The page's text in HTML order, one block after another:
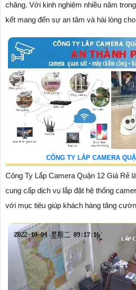
chăng. Với kinh nghiệm nhiều năm
kết mang đến sự an tâm và hài lòng
CÔNG TY LẮP CAMERA
Công Ty Lắp Camera Quận 12 Giá Rẻ
cung cấp dịch vụ lắp đặt hệ thống
với mục tiêu giúp khách hàng tăng